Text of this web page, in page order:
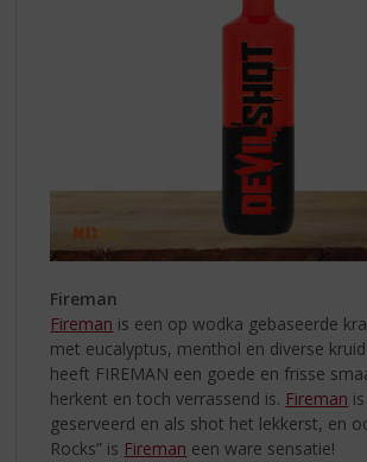
Fireman
Fireman is een op wodka gebaseerde
met eucalyptus, menthol en diverse
heeft FIREMAN een goede en frisse
herkent en toch verrassend is. Fireman
geserveerd en als shot het lekkerst, en
Rocks” is Fireman een ware sensatie!